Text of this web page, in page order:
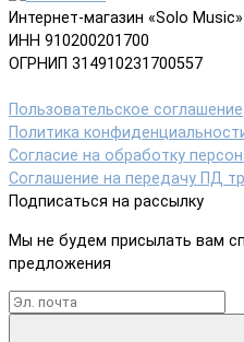
Интернет-магазин «Solo Music»
ИНН 910200201700
ОГРНИП 314910231700557
Пользовательское соглашение
Политика
Согласие на обработку
Соглашение на передачу ПД
Подписаться на рассылку
Мы не будем присылать вам
предложения